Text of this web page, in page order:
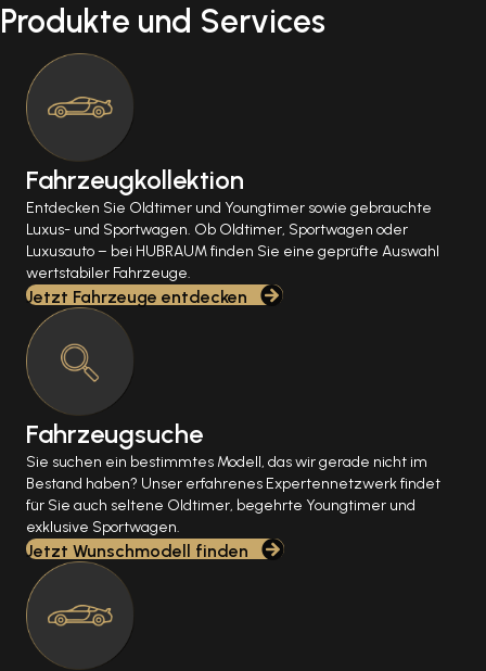
Produkte und Services
Fahrzeugkollektion
Entdecken Sie Oldtimer und Youngtimer sowie gebrauchte
Luxus- und Sportwagen. Ob Oldtimer, Sportwagen oder
Luxusauto – bei HUBRAUM finden Sie eine geprüfte Auswahl
wertstabiler Fahrzeuge.
Jetzt Fahrzeuge entdecken
Fahrzeugsuche
Sie suchen ein bestimmtes Modell, das wir gerade nicht im
Bestand haben? Unser erfahrenes Expertennetzwerk findet
für Sie auch seltene Oldtimer, begehrte Youngtimer und
exklusive Sportwagen.
Jetzt Wunschmodell finden